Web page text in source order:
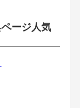
ージ人気